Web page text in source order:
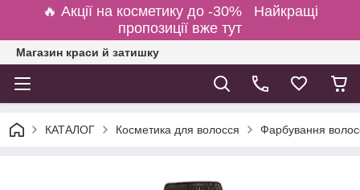
🔥 Акції на косметику до -30% Найкращі
пропозиції вже тут
Магазин краси й затишку
КАТАЛОГ Косметика для волосся Фарбування